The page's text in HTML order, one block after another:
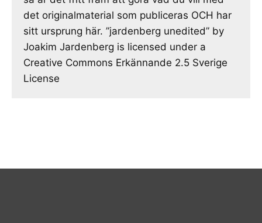
det originalmaterial som publiceras OCH har
sitt ursprung här. ”jardenberg unedited” by
Joakim Jardenberg is licensed under a
Creative Commons Erkännande 2.5 Sverige
License